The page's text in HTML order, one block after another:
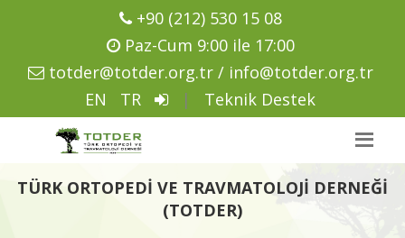
+90 (212) 530 15 08
Paz-Cum 9:00 ile 17:00
totder@totder.org.tr / info@totder.org.tr
EN
TR | Teknik Destek
TÜRK ORTOPEDI VE TRAVMATOLOJI DERNEĞI
(TOTDER)